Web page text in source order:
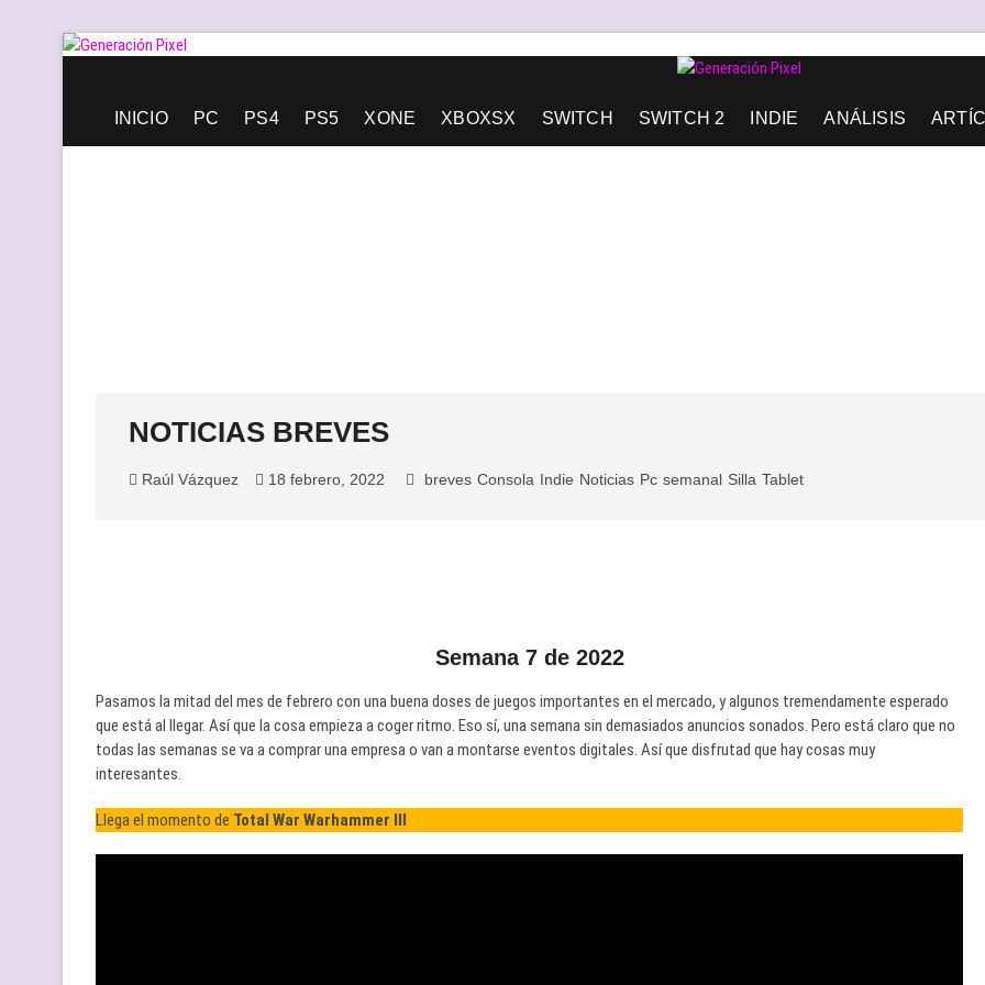
Saltar
Generación Pixel
INICIO PC PS4 PS5 XONE XBOXSX SWITCH SWITCH 2 INDIE ANÁLISIS
NOTICIAS BREVES
Raúl Vázquez 18 febrero, 2022 breves Consola Indie Noticias Pc semanal Silla Tablet
Semana 7 de 2022
Pasamos la mitad del mes de febrero con una buena doses de juegos importantes en el mercado, y algunos tremendamente esperado
que está al llegar. Así que la cosa empieza a coger ritmo. Eso sí, una semana sin demasiados anuncios sonados. Pero está claro que no
todas las semanas se va a comprar una empresa o van a montarse eventos digitales. Así que disfrutad que hay cosas muy
interesantes.
Llega el momento de Total War Warhammer III